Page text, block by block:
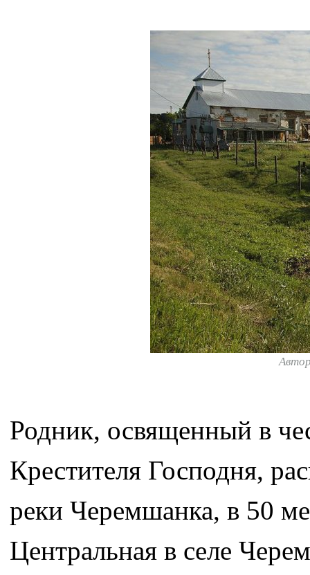
Родник, освященный в
Крестителя Господня,
реки Черемшанка, в 50
Центральная в селе